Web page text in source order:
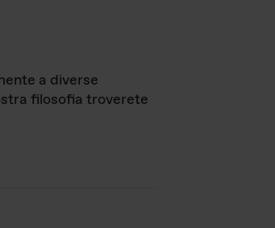
a diverse
filosofia troverete